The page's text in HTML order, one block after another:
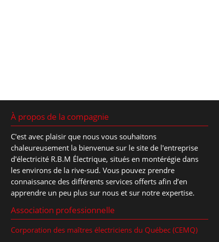
À propos de la compagnie
C'est avec plaisir que nous vous souhaitons
chaleureusement la bienvenue sur le site de l'entreprise
d'électricité R.B.M Électrique, situés en montérégie dans
les environs de la rive-sud. Vous pouvez prendre
connaissance des différents services offerts afin d’en
apprendre un peu plus sur nous et sur notre expertise.
Association professionnelle
Corporation des maîtres électriciens du Québec (CEMQ)